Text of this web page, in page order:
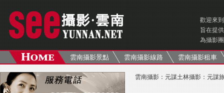
歡迎來
旨在提供
為攝影
雲南攝影景點 雲南攝影線路 雲南攝影租車
雲南攝影 ： 元謀土林攝影 ： 元謀